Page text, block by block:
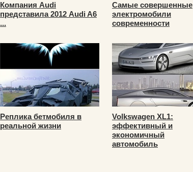
Компания Audi
представила 2012 Audi A6
...
Самые совершенные
электромобили
современности
Реплика бетмобиля в
реальной жизни
Volkswagen XL1:
эффективный и
экономичный
автомобиль